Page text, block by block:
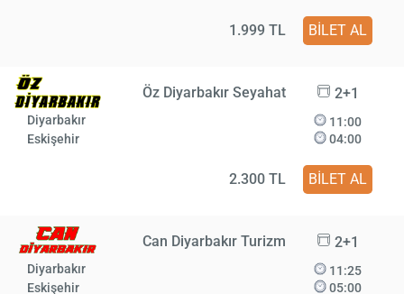
1.999 TL BİLET AL
Öz Diyarbakır Seyahat 2+1
Diyarbakır
Eskişehir
11:00
04:00
2.300 TL BİLET AL
Can Diyarbakır Turizm 2+1
Diyarbakır
Eskişehir
11:25
05:00